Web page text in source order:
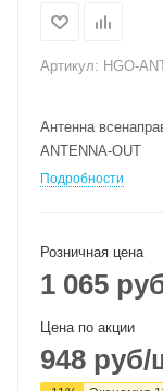
Артикул: HGO-
Антенна
ANTENNA-OUT
Подробности
Розничная цена
1 065
Цена по акции
948 руб/